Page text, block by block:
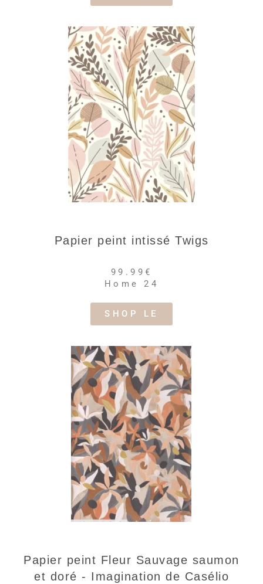
Papier peint intissé Twigs
99.99€
Home 24
SHOP LE
Papier peint Fleur Sauvage saumon
et doré - Imagination de Casélio